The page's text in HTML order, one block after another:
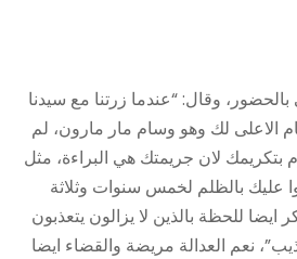
وقال: “عندما زرتنا مع سيدنا
الاعلى لك وهو وسام مار مارون، لم
بتكريمك لان جريمتك هي البراءة، مثل
عليك بالظلم لخمس سنوات وثلاثة
ايضا للحظة بالذين لا يزالون يتعذبون
نعم العدالة مريضة والقضاء ايضا